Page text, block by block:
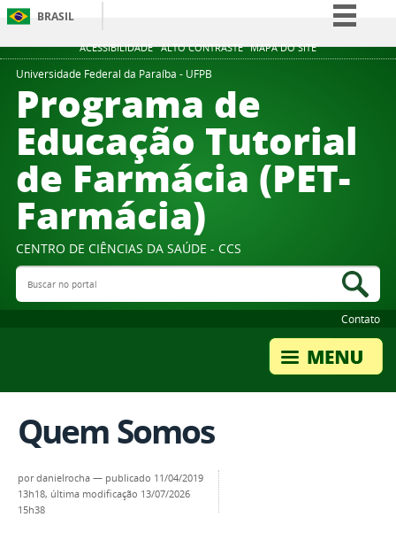
ACESSIBILIDADE ALTO CONTRASTE MAPA DO SITE
BRASIL
Simplifique!
Participe
Acesso à informação
Legislação
Canais
Universidade Federal da Paraíba - UFPB
Programa de
Educação Tutorial
de Farmácia (PET-
Farmácia)
CENTRO DE CIÊNCIAS DA SAÚDE - CCS
Buscar no portal
Contato
Quem Somos
pordanielrocha — publicado 11/04/2019
13h18, última modificação 13/07/2026
15h38